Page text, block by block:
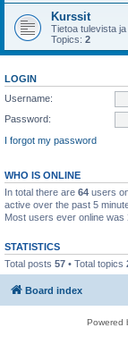
Kurssit
Tietoa tulevista
Topics: 2
LOGIN
Username:
Password:
I forgot my password
WHO IS ONLINE
In total there are 64 users
active over the past 5
Most users ever online was
STATISTICS
Total posts 57 • Total topics
Board index
Powered